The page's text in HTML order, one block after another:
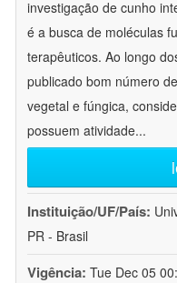
investigação de cunho
é a busca de moléculas
terapêuticos. Ao longo
publicado bom número
vegetal e fúngica,
possuem atividade...
Instituição/UF/País:
PR - Brasil
Vigência: Tue Dec 05